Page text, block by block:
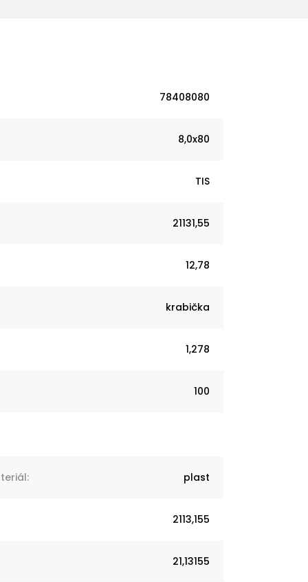
78408080
8,0x80
TIS
21131,55
12,78
krabička
1,278
100
: plast
2113,155
21,13155